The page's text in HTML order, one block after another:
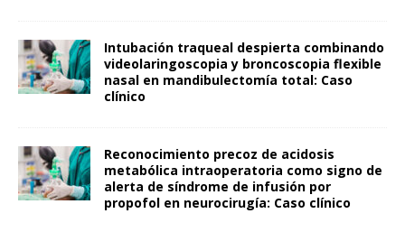
Intubación traqueal despierta combinando
videolaringoscopia y broncoscopia flexible
nasal en mandibulectomía total: Caso
clínico
Reconocimiento precoz de acidosis
metabólica intraoperatoria como signo de
alerta de síndrome de infusión por
propofol en neurocirugía: Caso clínico